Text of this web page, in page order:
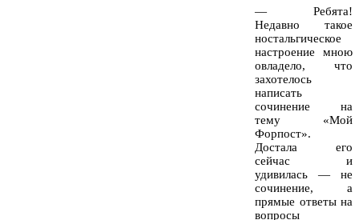
— Ребята!
Недавно такое
ностальгическое
настроение мною
овладело, что
захотелось
написать
сочинение
на
тему «Мой
Форпост».
Достала его
сейчас и
удивилась — не
сочинение, а
прямые ответы на
вопросы